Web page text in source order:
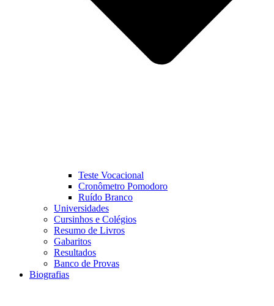
Teste Vocacional
Cronômetro Pomodoro
Ruído Branco
Universidades
Cursinhos e Colégios
Resumo de Livros
Gabaritos
Resultados
Banco de Provas
Biografias